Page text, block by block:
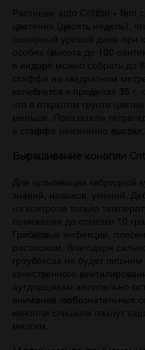
Растишки auto Critical + fem
цветения (десять недель),
шикарный урожай даже при
особях (высота до 100
в индоре можно собрать до
стаффа на квадратном
колеблется в пределах 35 г.
что в открытом грунте
меньше. Показатели
в стаффе неизменно высоки.
Выращивание конопли
Для культивации гибридной
знаний, навыков, умений.
на контроле только
понижения до отметки 10
Грибковые инфекции,
растишкам, благодаря
гроубоксах не будет
качественного
аутдорщикам желательно
внимание любознательных
конопли слишком пахнут
многим.